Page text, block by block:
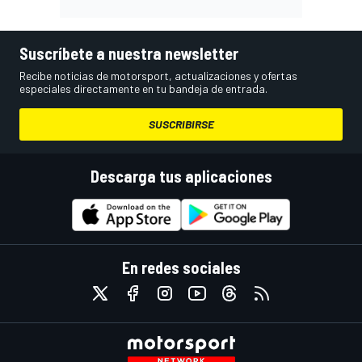
Suscríbete a nuestra newsletter
Recibe noticias de motorsport, actualizaciones y ofertas
especiales directamente en tu bandeja de entrada.
SUSCRIBIRSE
Descarga tus aplicaciones
En redes sociales